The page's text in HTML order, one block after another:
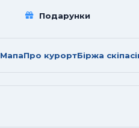
Подарунки
МапаПро курортБіржа